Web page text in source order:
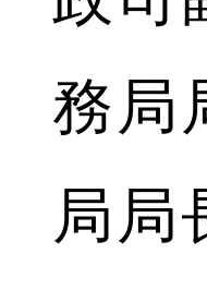
務局
局局